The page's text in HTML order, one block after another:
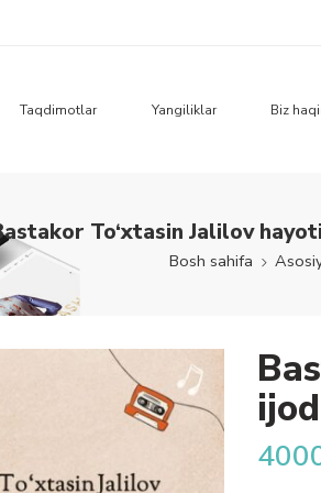
Taqdimotlar Yangiliklar Biz
To‘xtasin Jalilov
Bosh sahifa